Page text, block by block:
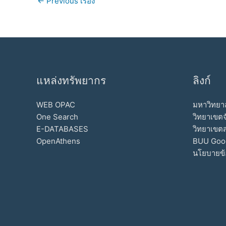
แหล่งทรัพยากร
WEB OPAC
One Search
E-DATABASES
OpenAthens
ลิงก์
มหาวิทย
วิทยาเข
วิทยาเขต
BUU
นโยบาย